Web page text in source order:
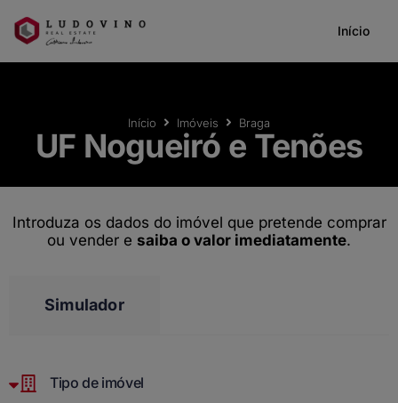
Início
Início Imóveis Braga
UF Nogueiró e Tenões
Introduza os dados do imóvel que pretende comprar
ou vender e saiba o valor imediatamente.
Simulador